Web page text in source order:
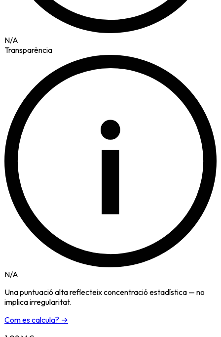
N/A
Transparència
i
N/A
Una puntuació alta reflecteix concentració estadística — no
implica irregularitat.
Com es calcula? →